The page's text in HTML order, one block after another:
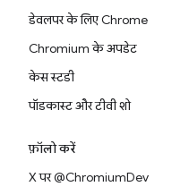
डेवलपर के लिए Chrome
Chromium के अपडेट
केस स्टडी
पॉडकास्ट और टीवी शो
फ़ॉलो करें
X पर @ChromiumDev